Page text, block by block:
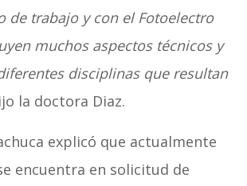
de trabajo y con el Fotoelectro
muchos aspectos técnicos y
disciplinas que resultan
la doctora Diaz.
explicó que actualmente
encuentra en solicitud de